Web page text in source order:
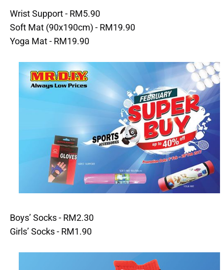
Wrist Support - RM5.90
Soft Mat (90x190cm) - RM19.90
Yoga Mat - RM19.90
Boys’ Socks - RM2.30
Girls’ Socks - RM1.90